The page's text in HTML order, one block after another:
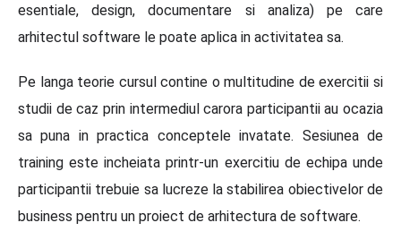
esentiale, design, documentare si analiza) pe care
arhitectul software le poate aplica in activitatea sa.
Pe langa teorie cursul contine o multitudine de exercitii si
studii de caz prin intermediul carora participantii au ocazia
sa puna in practica conceptele invatate. Sesiunea de
training este incheiata printr-un exercitiu de echipa unde
participantii trebuie sa lucreze la stabilirea obiectivelor de
business pentru un proiect de arhitectura de software.